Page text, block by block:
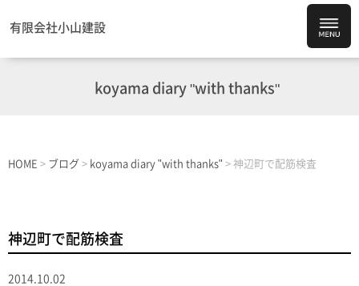
有限会社小山建設
koyama diary "with thanks"
HOME > ブログ > koyama diary "with thanks" > 神辺町で配筋検査
神辺町で配筋検査
2014.10.02